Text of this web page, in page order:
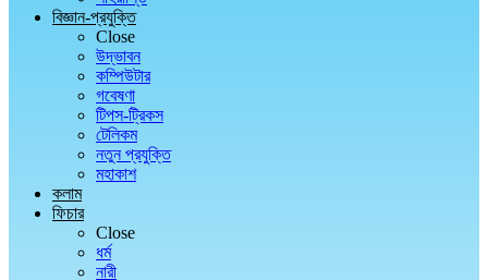
বিজ্ঞান-প্রযুক্তি
Close
উদ্ভাবন
কম্পিউটার
গবেষণা
টিপস-ট্রিকস
টেলিকম
নতুন প্রযুক্তি
মহাকাশ
কলাম
ফিচার
Close
ধর্ম
নারী